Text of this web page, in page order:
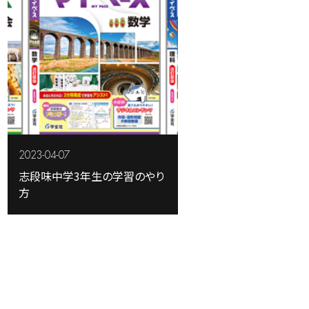
2023-04-07
志段味中学3年生の学習のやり
方